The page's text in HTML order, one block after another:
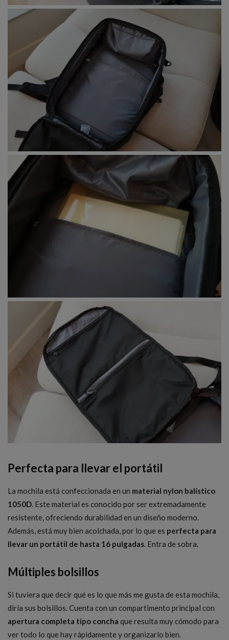
Perfecta para llevar el portátil
La mochila está confeccionada en un material nylon balístico
1050D. Este material es conocido por ser extremadamente
resistente, ofreciendo durabilidad en un diseño moderno.
Además, está muy bien acolchada, por lo que es perfecta para
llevar un portátil de hasta 16 pulgadas. Entra de sobra.
Múltiples bolsillos
Si tuviera que decir qué es lo que más me gusta de esta mochila,
diría sus bolsillos. Cuenta con un compartimento principal con
apertura completa tipo concha que resulta muy cómodo para
ver todo lo que hay rápidamente y organizarlo bien.